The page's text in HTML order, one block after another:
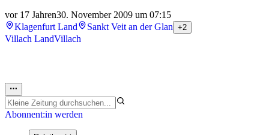
vor 17 Jahren30. November 2009 um 07:15
Klagenfurt Land
Sankt Veit an der Glan +2
Villach LandVillach
Abonnent:in werden